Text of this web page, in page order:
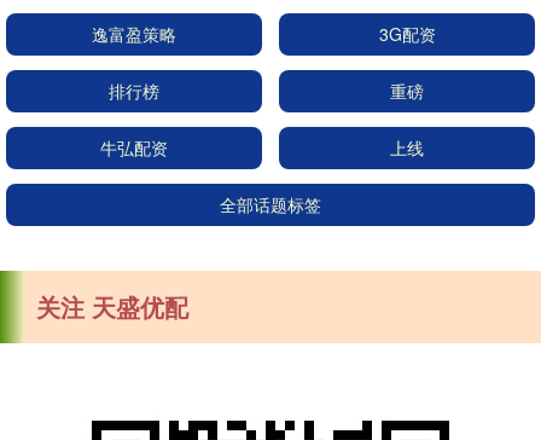
逸富盈策略 3G配资
排行榜 重磅
牛弘配资 上线
全部话题标签
关注 天盛优配